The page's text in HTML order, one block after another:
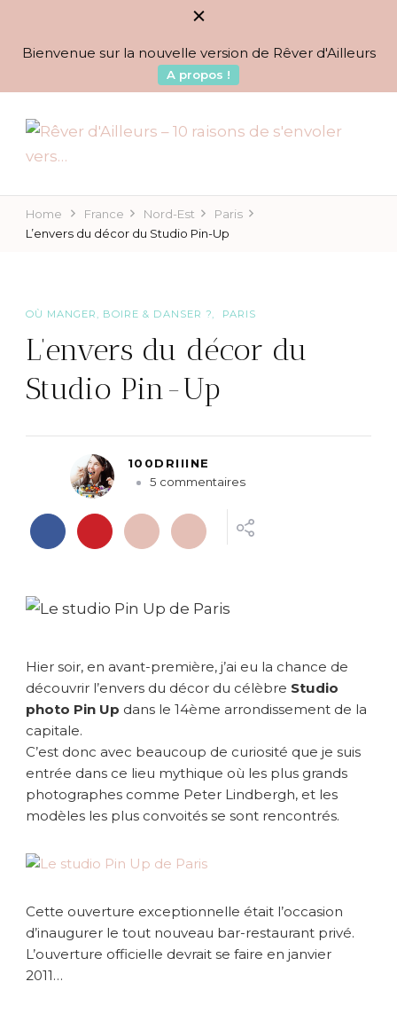
Bienvenue sur la nouvelle version de Rêver d'Ailleurs
A propos !
Rêver d'Ailleurs – 10
BLOG VOYAGES DEPUIS 2010
Home France Nord-Est
Paris
L’envers du décor du Studio Pin-Up
OÙ MANGER, BOIRE & DANSER ? PARIS
L’envers du décor du
Studio Pin-Up
100DRIIINE
5 commentairess
r
L
s
d
u
c
o
r
d
d
i
o
Hier soir, en avant-première, j’ai eu la chance de
découvrir l’envers du décor du célèbre Studio
photo Pin Up dans le 14ème arrondissement de la
capitale.
C’est donc avec beaucoup de curiosité que je suis
entrée dans ce lieu mythique où les plus grands
photographes comme Peter Lindbergh, et les
modèles les plus convoités se sont rencontrés.
Cette ouverture exceptionnelle était l’occasion
d’inaugurer le tout nouveau bar-restaurant privé.
L’ouverture officielle devrait se faire en janvier
2011…